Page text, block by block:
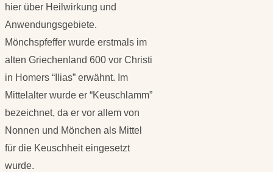
hier über Heilwirkung und
Anwendungsgebiete.
Mönchspfeffer wurde erstmals im
alten Griechenland 600 vor Christi
in Homers “Ilias” erwähnt. Im
Mittelalter wurde er “Keuschlamm”
bezeichnet, da er vor allem von
Nonnen und Mönchen als Mittel
für die Keuschheit eingesetzt
wurde.